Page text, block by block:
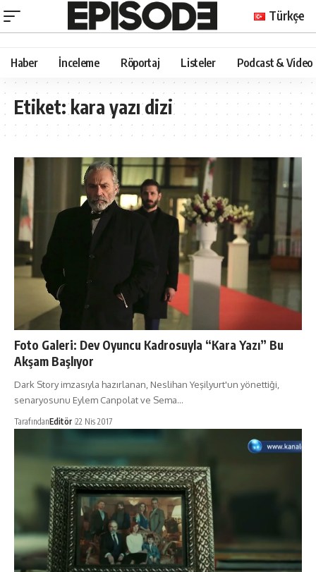
Türkçe
Haber İnceleme Röportaj Listeler Podcast & Video
Etiket:kara yazı dizi
Foto Galeri: Dev Oyuncu Kadrosuyla “Kara Yazı” Bu
Akşam Başlıyor
Dark Story imzasıyla hazırlanan, Neslihan Yeşilyurt'un yönettiği,
senaryosunu Eylem Canpolat ve Sema…
TarafındanEditör 22 Nis 2017